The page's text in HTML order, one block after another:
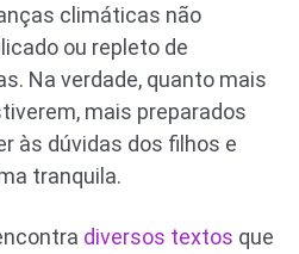
climáticas não
ou repleto de
Na verdade, quanto mais
mais preparados
às dúvidas dos filhos e
tranquila.
diversos textos que